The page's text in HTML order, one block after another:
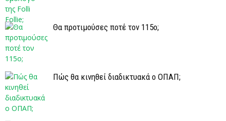
Θα προτιμούσες ποτέ τον 115ο;
Πώς θα κινηθεί διαδικτυακά ο ΟΠΑΠ;